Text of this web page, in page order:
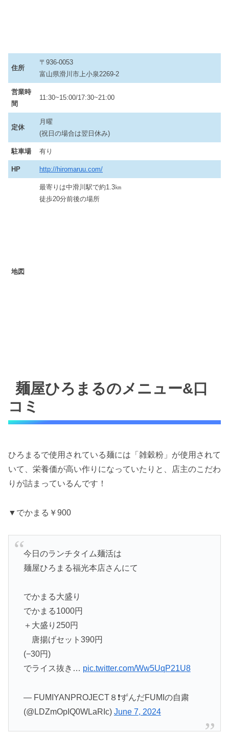
住所
〒936-0053
富山県滑川市上小泉2269-2
営業時
間
11:30~15:00/17:30~21:00
定休
月曜
(祝日の場合は翌日休み)
駐車場 有り
HP http://hiromaruu.com/
地図
最寄りは中滑川駅で約1.3㎞
徒歩20分前後の場所
麺屋ひろまるのメニュー&口
コミ
ひろまるで使用されている麺には「雑穀粉」が使用されて
いて、栄養価が高い作りになっていたりと、店主のこだわ
りが詰まっているんです！
▼でかまる￥900
今日のランチタイム麺活は
麺屋ひろまる福光本店さんにて
でかまる大盛り
でかまる1000円
＋大盛り250円
唐揚げセット390円
(−30円)
でライス抜き… pic.twitter.com/Ww5UqP21U8
— FUMIYANPROJECT８❗️ずんだFUMIの自粛
(@LDZmOpIQ0WLaRIc) June 7, 2024